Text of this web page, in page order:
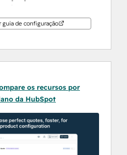
de cotações,
pedidos e contratos de
de fazer malabarismos
e ferramentas
representantes de
, geram propostas de
e coletam assinaturas
guia de configuração
os recursos por
da HubSpot